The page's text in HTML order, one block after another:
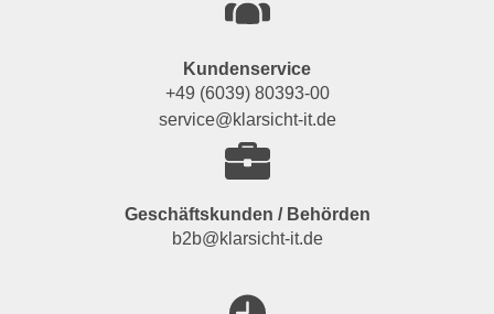
Kundenservice
+49 (6039) 80393-00
service@klarsicht-it.de
Geschäftskunden / Behörden
b2b@klarsicht-it.de